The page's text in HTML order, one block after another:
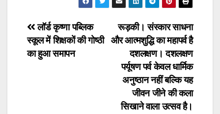
Post
navigation
रूड़की। संस्कार साधना
और आत्मशुद्धि का महापर्व है
दशलक्षण। दशलक्षण
पर्यूषण पर्व केवल धार्मिक
अनुष्ठान नहीं बल्कि यह
जीवन जीने की कला
सिखाने वाला उत्सव है।
लॉर्ड कृष्णा पब्लिक
स्कूल में शिक्षकों की गोष्ठी
का हुआ समापन